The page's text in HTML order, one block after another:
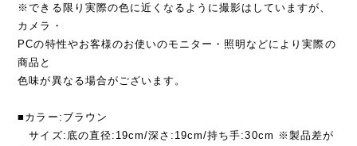
※できる限り実際の色に近くなるように撮影はしていますが、
カメラ・
PCの特性やお客様のお使いのモニター・照明などにより実際の
商品と
色味が異なる場合がございます。
■カラー:ブラウン
サイズ:底の直径:19cm/深さ:19cm/持ち手:30cm ※製品差が